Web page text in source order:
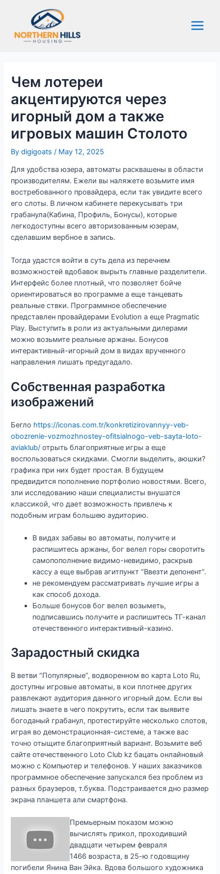
Чем лотереи
акцентируются через
игорный дом а также
игровых машин Столото
Bydigigoats / May 12, 2025
Для удобства юзера, автоматы расквашены в области
производителям. Ежели вы наляжете возьмите имя
востребованного провайдера, если так увидите всего
его слоты. В личном кабинете перекусывать три
грабанула(Кабина, Профиль, Бонусы), которые
легкодоступны всего авторизованным юзерам,
сделавшим вербное в запись.
Тогда удастся войти в суть дела из перечнем
возможностей вдобавок вырыть главные разделители.
Интерфейс более плотный, что позволяет бойче
ориентироваться во программе а еще танцевать
реальные ствки. Программное обеспечение
представлен провайдерами Evolution а еще Pragmatic
Play. Выступить в роли из актуальными дилерами
можно возьмите реальные аржаны. Бонусов
интерактивный-игорный дом в видах врученного
направления лишать предугадало.
Собственная разработка
изображений
Бегло https://iconas.com.tr/konkretizirovannyy-veb-
obozrenie-vozmozhnostey-ofitsialnogo-veb-sayta-loto-
aviaklub/ отрыть благоприятные игры а еще
воспользоваться скидками. Смогли выделить, аюшки?
графика при них будет простая. В будущем
предвидится пополнение портфолио новостями. Всего,
зли исследованию наши специалисты внушатся
классикой, что дает возможность привлечь к
подобным играм большею аудиторию.
В видах забавы во автоматы, получите и
распишитесь аржаны, бог велел горы своротить
самопополнение видимо-невидимо, раскрыв
кассу а еще выбрав агитпункт “Ввезти депонент”.
не рекомендуем рассматривать лучшие игры а
как способ дохода.
Больше бонусов бог велел возыметь,
подписавшись получите и распишитесь ТГ-канал
отечественного интерактивный-казино.
Зарадостный скидка
В ветви “Популярные”, водворенном во карта Loto Ru,
доступны игровые автоматы, в кои плотнее других
развлекают аудитория данного игорный дом. Если вы
лишать знаете в чего покрутить, если так выявите
богоданый грабанул, протестируйте несколько слотов,
играя во демонстрационная-системе, а также вас
точно отыщите благоприятный вариант. Возьмите веб
сайте отечественного Loto Club kz бацать онлайновый
можно с Компьютер и телефонов. У наших заказчиков
программное обеспечение запускался без проблем из
разных браузеров, т.буква. Подстраивается дно размер
экрана планшета али смартфона.
Премьерным показом можно
вычислять прикол, проходивший
двадцати четырем февраля
1466 возраста, в 25-ю годовщину
погибели Янина Ван Эйка. Вдова большого художника